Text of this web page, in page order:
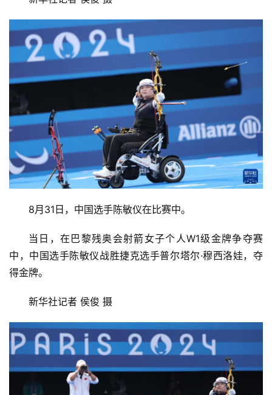
8月31日，中国选手陈敏仪在比赛中。
当日，在巴黎残奥会射箭女子个人W1级金牌争夺赛
中，中国选手陈敏仪战胜捷克选手普尔塔尔·穆西洛娃，夺
得金牌。
新华社记者 侯俊 摄